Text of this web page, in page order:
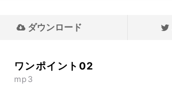
ダウンロード
ワンポイント02
mp3